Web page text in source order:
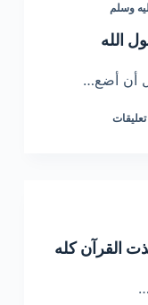
وسلم
الله
أن أضع…
القرآن كله